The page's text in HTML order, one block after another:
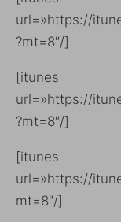
url=»https://
?mt=8″/]
[itunes
url=»https://
?mt=8″/]
[itunes
url=»https://
mt=8″/]